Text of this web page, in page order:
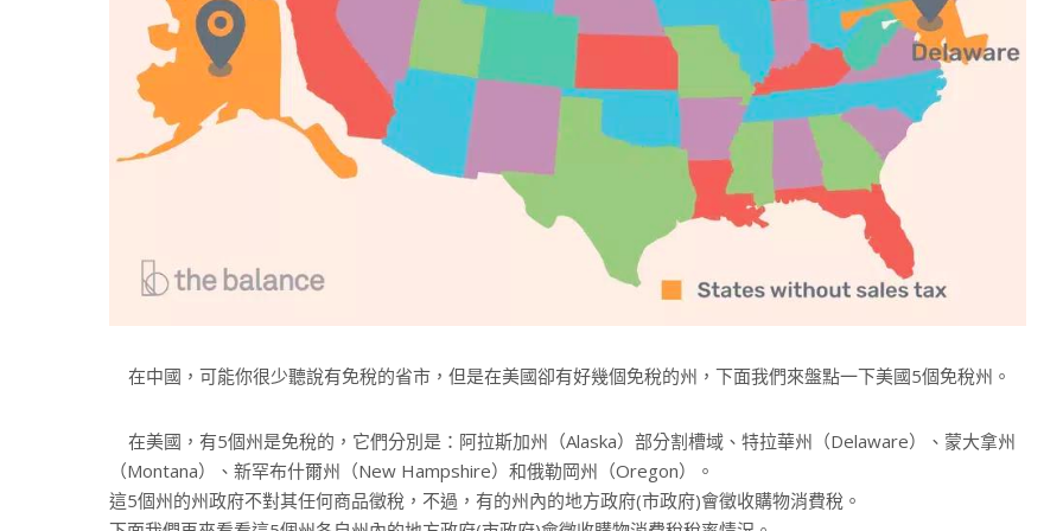
在中國，可能你很少聽說有免稅的省市，但是在美國卻有好幾個免稅的州，下面我們來盤點一下美國5個免稅州。
在美國，有5個州是免稅的，它們分別是：阿拉斯加州（Alaska）部分割槽域、特拉華州（Delaware）、蒙大拿州
（Montana）、新罕布什爾州（New Hampshire）和俄勒岡州（Oregon）。
這5個州的州政府不對其任何商品徵稅，不過，有的州內的地方政府(市政府)會徵收購物消費稅。